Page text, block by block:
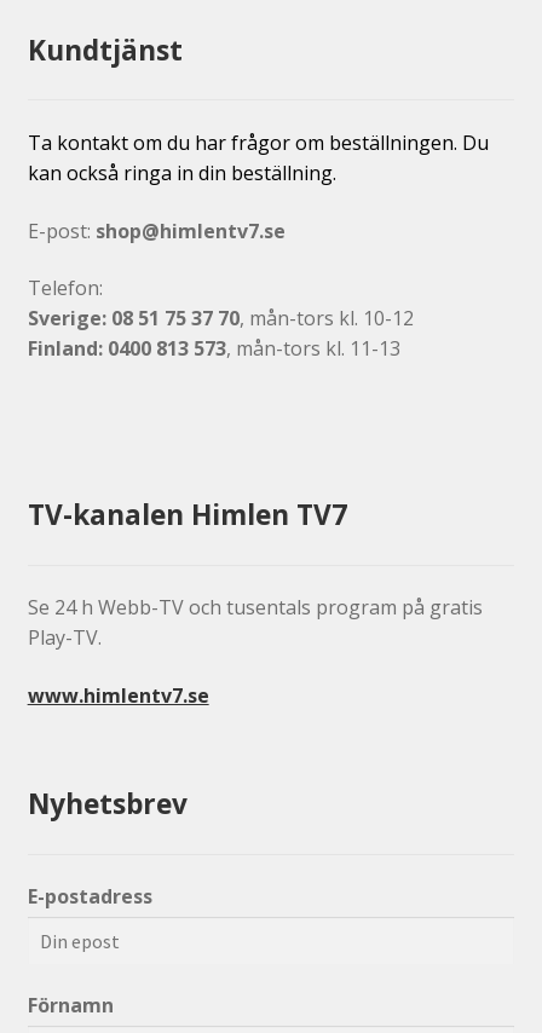
Kundtjänst
Ta kontakt om du har frågor om beställningen. Du
kan också ringa in din beställning.
E-post: shop@himlentv7.se
Telefon:
Sverige: 08 51 75 37 70, mån-tors kl. 10-12
Finland: 0400 813 573, mån-tors kl. 11-13
TV-kanalen Himlen TV7
Se 24 h Webb-TV och tusentals program på gratis
Play-TV.
www.himlentv7.se
Nyhetsbrev
E-postadress
Förnamn